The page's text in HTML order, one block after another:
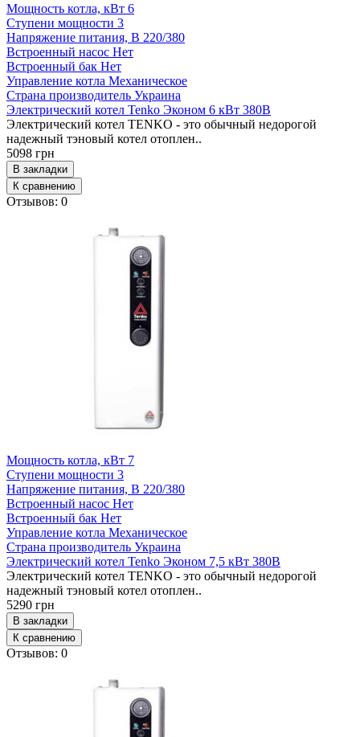
Мощность котла, кВт 6
Ступени мощности 3
Напряжение питания, В 220/380
Встроенный насос Нет
Встроенный бак Нет
Управление котла Механическое
Страна производитель Украина
Электрический котел Tenko Эконом 6 кВт 380В
Электрический котел TENKO - это обычный недорогой
надежный тэновый котел отоплен..
5098 грн
В закладки
К сравнению
Отзывов: 0
Мощность котла, кВт 7
Ступени мощности 3
Напряжение питания, В 220/380
Встроенный насос Нет
Встроенный бак Нет
Управление котла Механическое
Страна производитель Украина
Электрический котел Tenko Эконом 7,5 кВт 380В
Электрический котел TENKO - это обычный недорогой
надежный тэновый котел отоплен..
5290 грн
В закладки
К сравнению
Отзывов: 0